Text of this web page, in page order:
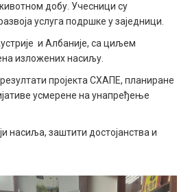
добу. Учесници су
услуга подршке у заједници.
и Албаније, са циљем
изложених насиљу.
пројекта СХАПЕ, планиране
усмерене на унапређење
насиља, заштити достојанства и